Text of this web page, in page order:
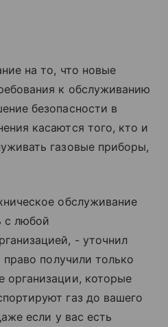
на то, что новые
к обслуживанию
безопасности в
касаются того, кто и
газовые приборы,
обслуживание
с любой
- уточнил
получили только
организации, которые
газ до вашего
если у вас есть